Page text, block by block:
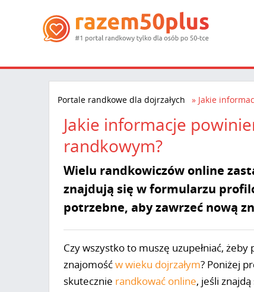
Portale randkowe dla dojrzałych Jakie
Jakie informacje
randkowym?
Wielu randkowiczów online
znajdują się w formularzu
potrzebne, aby zawrzeć nową
Czy wszystko to muszę uzupełniać, żeby
znajomośćw wieku dojrzałym? Poniżej
skutecznie randkować online, jeśli